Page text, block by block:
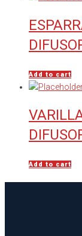
Add to cart
Add to cart